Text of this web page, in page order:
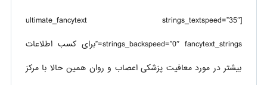
[ultimate_fancytext strings_textspeed=”35″
strings_backspeed=”0″ fancytext_strings=”برای کسب اطلاعات
بیشتر در مورد معافیت پزشکی اعصاب و روان همین حالا با مرکز